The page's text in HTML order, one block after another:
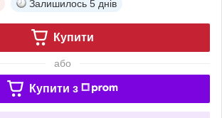
Залишилось 5 днів
Купити
або
Купити з